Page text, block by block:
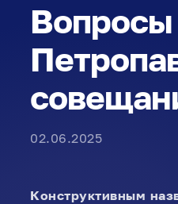
Вопросы
02.06.2025
Конструктивным